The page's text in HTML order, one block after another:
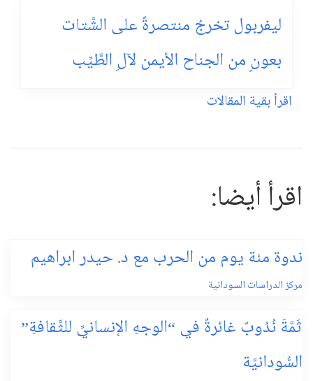
ليفربول تخرجُ منتصرةً على الشَّتات
بعونٍ من الجناح الأيمن لآلِ الطَّيِّب
اقرأ بقية المقالات
اقرأ أيضا:
ندوة مئة يوم من الحرب مع د. حيدر ابراهيم
مركز الدراسات السودانية
ثَمَّةَ نُدُوبٌ غائرةٌ في “الوجهِ الإنسانيِّ للثَّقافةِ”
السُّودانيَّة